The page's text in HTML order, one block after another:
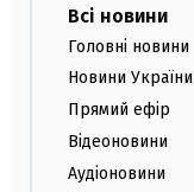
Всі новини
Головні новини
Новини України
Прямий ефір
Відеоновини
Аудіоновини